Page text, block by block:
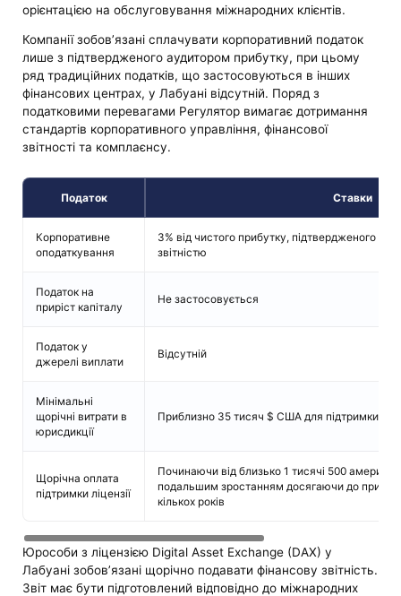
орієнтацією на обслуговування міжнародних клієнтів.
Компанії зобов’язані сплачувати корпоративний податок
лише з підтвердженого аудитором прибутку, при цьому
ряд традиційних податків, що застосовуються в інших
фінансових центрах, у Лабуані відсутній. Поряд з
податковими перевагами Регулятор вимагає дотримання
стандартів корпоративного управління, фінансової
звітності та комплаєнсу.
Податок Ставки
Корпоративне
оподаткування
3% від чистого прибутку, підтвердженого
звітністю
Податок на
приріст капіталу
Не застосовується
Податок у
джерелі виплати
Відсутній
Мінімальні
щорічні витрати в
юрисдикції
Приблизно 35 тисяч $ США для підтримки
Щорічна оплата
підтримки ліцензії
Починаючи від близько 1 тисячі 500
подальшим зростанням досягаючи до
кількох років
Юрособи з ліцензією Digital Asset Exchange (DAX) у
Лабуані зобов’язані щорічно подавати фінансову звітність.
Звіт має бути підготовлений відповідно до міжнародних